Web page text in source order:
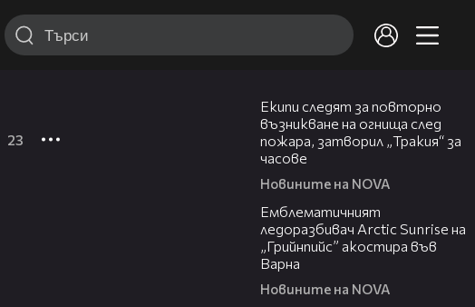
23
Екипи следят за повторно
възникване на огнища след
пожара, затворил „Тракия“ за
часове
Новините на NOVA
Емблематичният
ледоразбивач Arctic Sunrise на
„Грийнпийс” акостира във
Варна
Новините на NOVA